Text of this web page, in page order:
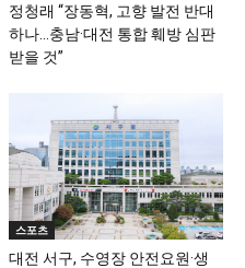
정청래 “장동혁, 고향 발전 반대
하나…충남·대전 통합 훼방 심판
받을 것”
스포츠
대전 서구, 수영장 안전요원·생